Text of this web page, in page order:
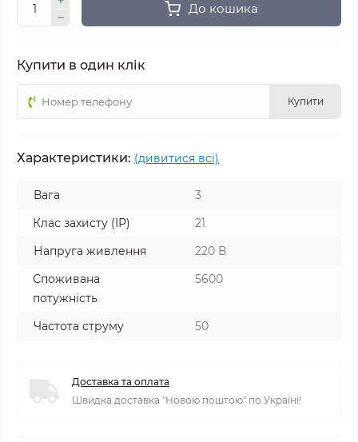
До кошика
Купити в один клік
Купити
Характеристики: (дивитися всі)
Вага
3
Клас захисту (ІР)
21
Напруга живлення
220 В
Споживана
потужність
5600
Частота струму 50
Доставка та оплата
Швидка доставка "Новою поштою" по Україні!